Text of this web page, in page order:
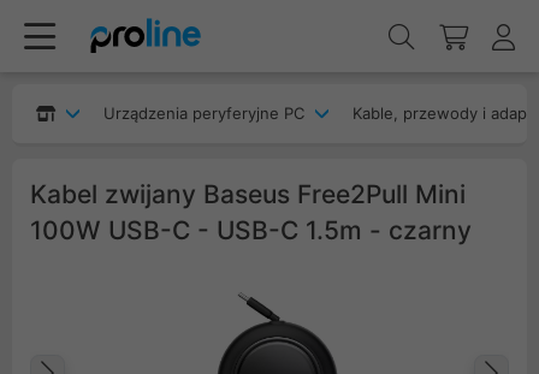
Urządzenia peryferyjne PC Kable, przewody i
Kabel zwijany Baseus Free2Pull Mini
100W USB-C - USB-C 1.5m - czarny